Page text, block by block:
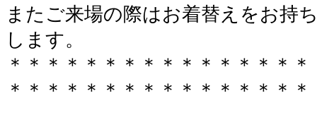
またご来場の際はお着替えをお持
します。
＊＊＊＊＊＊＊＊＊＊＊＊＊＊＊
＊＊＊＊＊＊＊＊＊＊＊＊＊＊＊＊